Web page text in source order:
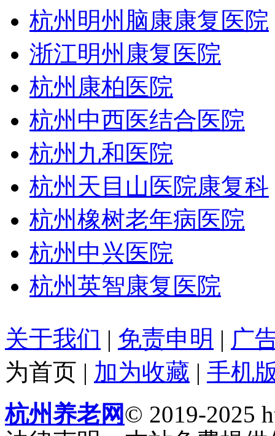
杭州明州脑康康复医院
浙江明州康复医院
杭州康柏医院
杭州中西医结合医院
杭州九和医院
杭州天目山医院康复科
杭州橡树老年病医院
杭州中兴医院
杭州英智康复医院
关于我们 | 免责申明 | 广
为首页 | 加为收藏 | 手机
杭州养老网© 2019-2025